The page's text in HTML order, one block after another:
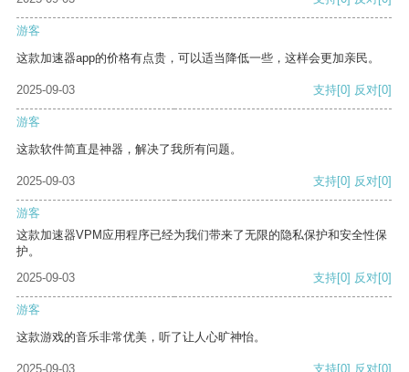
游客
这款加速器app的价格有点贵，可以适当降低一些，这样会更加亲民。
2025-09-03 支持[0] 反对[0]
游客
这款软件简直是神器，解决了我所有问题。
2025-09-03 支持[0] 反对[0]
游客
这款加速器VPM应用程序已经为我们带来了无限的隐私保护和安全性保
护。
2025-09-03
支持[0] 反对[0]
游客
这款游戏的音乐非常优美，听了让人心旷神怡。
2025-09-03 支持[0] 反对[0]